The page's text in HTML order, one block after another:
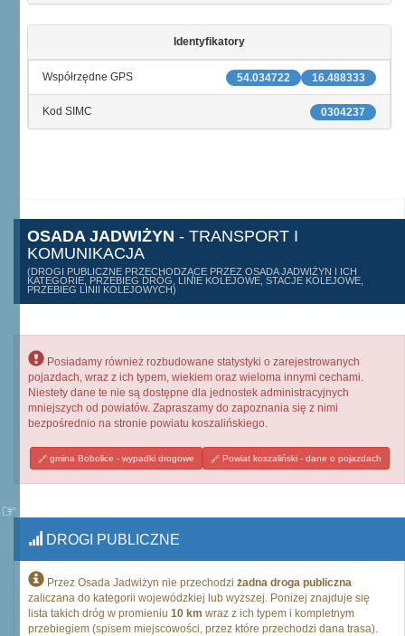
Identyfikatory
16.488333
54.034722
Współrzędne GPS
0304237
Kod SIMC
OSADA JADWIŻYN - TRANSPORT I
KOMUNIKACJA
(DROGI PUBLICZNE PRZECHODZĄCE PRZEZ OSADA JADWIŻYN I ICH
KATEGORIE, PRZEBIEG DRÓG, LINIE KOLEJOWE, STACJE KOLEJOWE,
PRZEBIEG LINII KOLEJOWYCH)
Posiadamy również rozbudowane statystyki o zarejestrowanych
pojazdach, wraz z ich typem, wiekiem oraz wieloma innymi cechami.
Niestety dane te nie są dostępne dla jednostek administracyjnych
mniejszych od powiatów. Zapraszamy do zapoznania się z nimi
bezpośrednio na stronie powiatu koszalińskiego.
gmina Bobolice - wypadki drogowe Powiat koszaliński - dane o pojazdach
DROGI PUBLICZNE
Przez Osada Jadwiżyn nie przechodzi żadna droga publiczna
zaliczana do kategorii wojewódzkiej lub wyższej. Poniżej znajduje się
lista takich dróg w promieniu 10 km wraz z ich typem i kompletnym
przebiegiem (spisem miejscowości, przez które przechodzi dana trasa).